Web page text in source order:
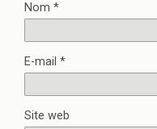
Nom *
E-mail *
Site web